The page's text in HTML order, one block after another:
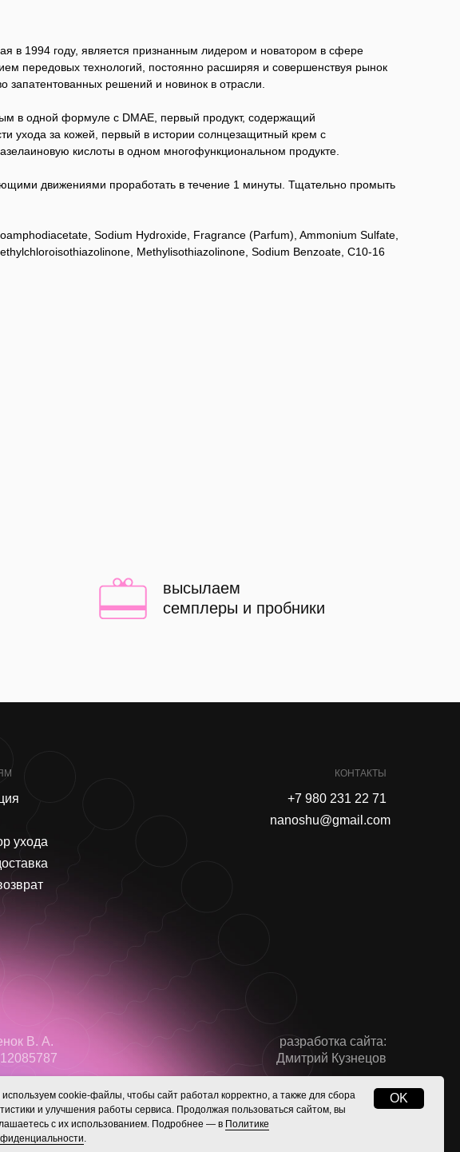
cookie-файлы, чтобы сайт работал корректно, а также для сбора
и улучшения работы сервиса. Продолжая пользоваться сайтом, вы
с их использованием. Подробнее — в Политике
.
OK
в 1994 году, является признанным лидером и новатором в сфере
передовых технологий, постоянно расширяя и совершенствуя рынок
решений и новинок в отрасли.
в одной формуле с DMAE, первый продукт, содержащий
ухода за кожей, первый в истории солнцезащитный крем с
кислоты в одном многофункциональном продукте.
движениями проработать в течение 1 минуты. Тщательно промыть
Sodium Hydroxide, Fragrance (Parfum), Ammonium Sulfate,
Methylisothiazolinone, Sodium Benzoate, C10-16
высылаем
семплеры и пробники
ухода
КОНТАКТЫ
+7 980 231 22 71
nanoshu@gmail.com
В. А.
разработка сайта:
Дмитрий Кузнецов